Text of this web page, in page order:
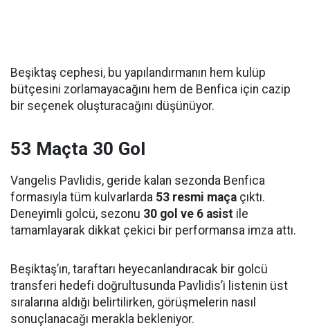
Beşiktaş cephesi, bu yapılandırmanın hem kulüp
bütçesini zorlamayacağını hem de Benfica için cazip
bir seçenek oluşturacağını düşünüyor.
53 Maçta 30 Gol
Vangelis Pavlidis, geride kalan sezonda Benfica
formasıyla tüm kulvarlarda 53 resmi maça çıktı.
Deneyimli golcü, sezonu 30 gol ve 6 asist ile
tamamlayarak dikkat çekici bir performansa imza attı.
Beşiktaş’ın, taraftarı heyecanlandıracak bir golcü
transferi hedefi doğrultusunda Pavlidis’i listenin üst
sıralarına aldığı belirtilirken, görüşmelerin nasıl
sonuçlanacağı merakla bekleniyor.